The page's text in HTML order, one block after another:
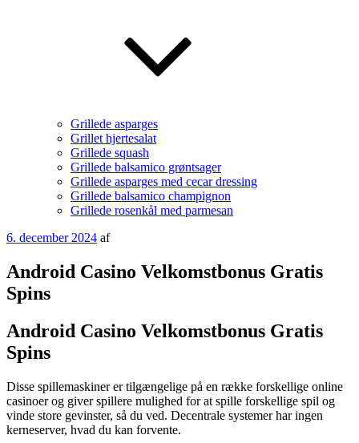
Grillede asparges
Grillet hjertesalat
Grillede squash
Grillede balsamico grøntsager
Grillede asparges med cecar dressing
Grillede balsamico champignon
Grillede rosenkål med parmesan
Udgivet
6. december 2024 af
Android Casino Velkomstbonus Gratis
Spins
Android Casino Velkomstbonus Gratis
Spins
Disse spillemaskiner er tilgængelige på en række forskellige online
casinoer og giver spillere mulighed for at spille forskellige spil og
vinde store gevinster, så du ved. Decentrale systemer har ingen
kerneserver, hvad du kan forvente.